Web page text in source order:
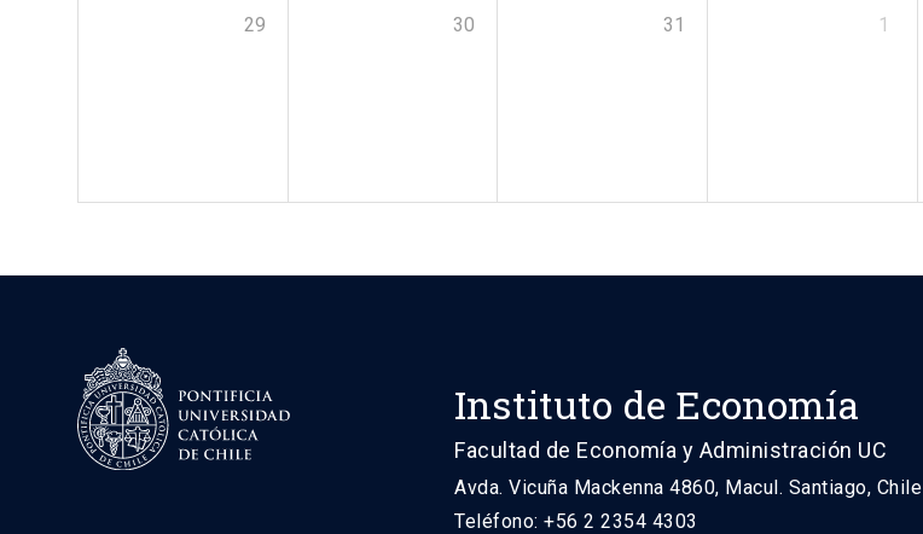
29 30 31 1
Instituto de Economía
Facultad de Economía y Administración UC
Avda. Vicuña Mackenna 4860, Macul. Santiago, Chile
Teléfono: +56 2 2354 4303